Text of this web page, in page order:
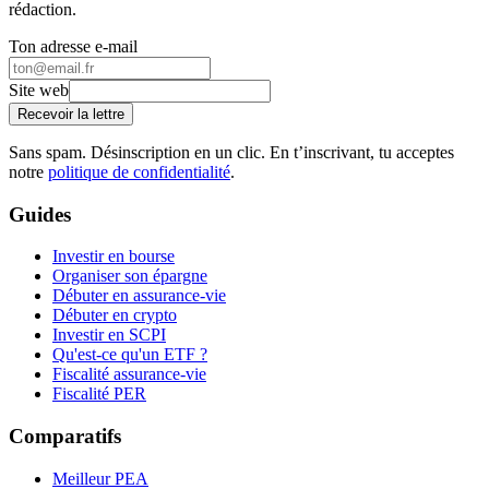
rédaction.
Ton adresse e-mail
Site web
Recevoir la lettre
Sans spam. Désinscription en un clic. En t’inscrivant, tu acceptes
notre politique de confidentialité.
Guides
Investir en bourse
Organiser son épargne
Débuter en assurance-vie
Débuter en crypto
Investir en SCPI
Qu'est-ce qu'un ETF ?
Fiscalité assurance-vie
Fiscalité PER
Comparatifs
Meilleur PEA